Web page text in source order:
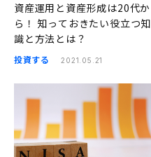
資産運用と資産形成は20代か
ら！ 知っておきたい役立つ知
識と方法とは？
投資する 2021.05.21